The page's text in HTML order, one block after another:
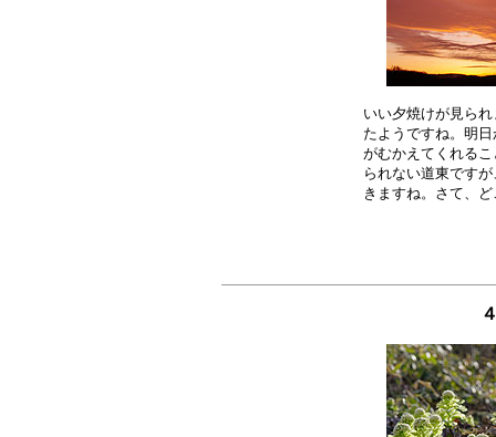
いい夕焼けが見ら
たようですね。明
がむかえてくれる
られない道東です